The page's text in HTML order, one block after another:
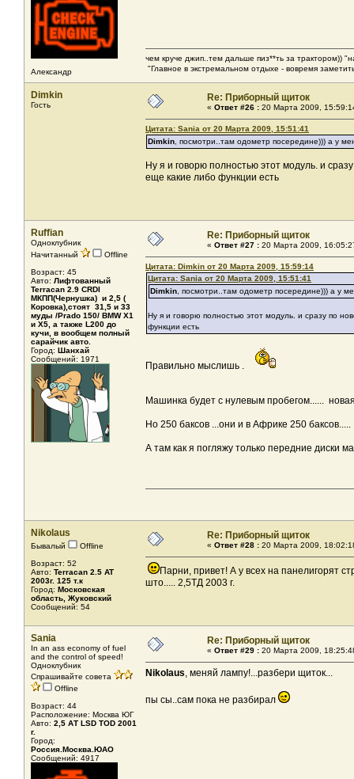
Александр
чем круче джип..тем дальше пиз**ть за трактором))
"Главное в экстремальном отдыхе - вовремя
Dimkin
Гость
Re: Приборный щиток
« Ответ #26 : 20 Марта 2009,
Цитата: Sania от 20 Марта 2009, 15:51:41
Dimkin, посмотри..там одометр посередине))) а у
Ну я и говорю полностью этот модуль. и
еще какие либо функции есть
Ruffian
Одноклубник
Начитанный
Offline
Возраст: 45
Авто: Лифтованный
Terracan 2.9 CRDI
МКПП(Чернушка) и 2,5 (
Коровка),стоят 31,5 и 33
муды /Prado 150/ BMW X1
и X5, а также L200 до
кучи, в вообщем полный
сарайчик авто.
Город: Шанхай
Сообщений: 1971
Re: Приборный щиток
« Ответ #27 : 20 Марта 2009,
Цитата: Dimkin от 20 Марта 2009, 15:59:14
Цитата: Sania от 20 Марта 2009, 15:51:41
Dimkin, посмотри..там одометр посередине))) а у
Ну я и говорю полностью этот модуль. и сразу по
функции есть
Правильно мыслишь .
Машинка будет с нулевым пробегом......
Но 250 баксов ...они и в Африке 250
А там как я погляжу только передние диски
Nikolaus
Бывалый
Offline
Возраст: 52
Авто: Terracan 2.5 AT
2003г. 125 т.к
Город: Московская
область, Жуковский
Сообщений: 54
Re: Приборный щиток
« Ответ #28 : 20 Марта 2009,
Парни, привет! А у всех на панелигорят
што..... 2,5ТД 2003 г.
Sania
In an ass economy of fuel
and the control of speed!
Одноклубник
Спрашивайте совета
Offline
Возраст: 44
Расположение: Москва ЮГ
Авто: 2,5 АТ LSD TOD 2001
г.
Город:
Россия.Москва.ЮАО
Сообщений: 4917
Re: Приборный щиток
« Ответ #29 : 20 Марта 2009,
Nikolaus, меняй лампу!...разбери щиток...
пы сы..сам пока не разбирал